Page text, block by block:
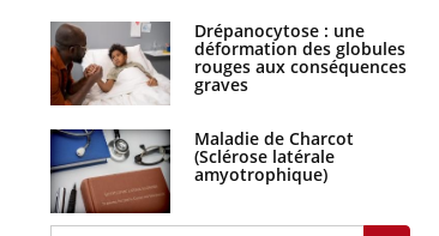
Drépanocytose : une
déformation des globules
rouges aux conséquences
graves
Maladie de Charcot
(Sclérose latérale
amyotrophique)